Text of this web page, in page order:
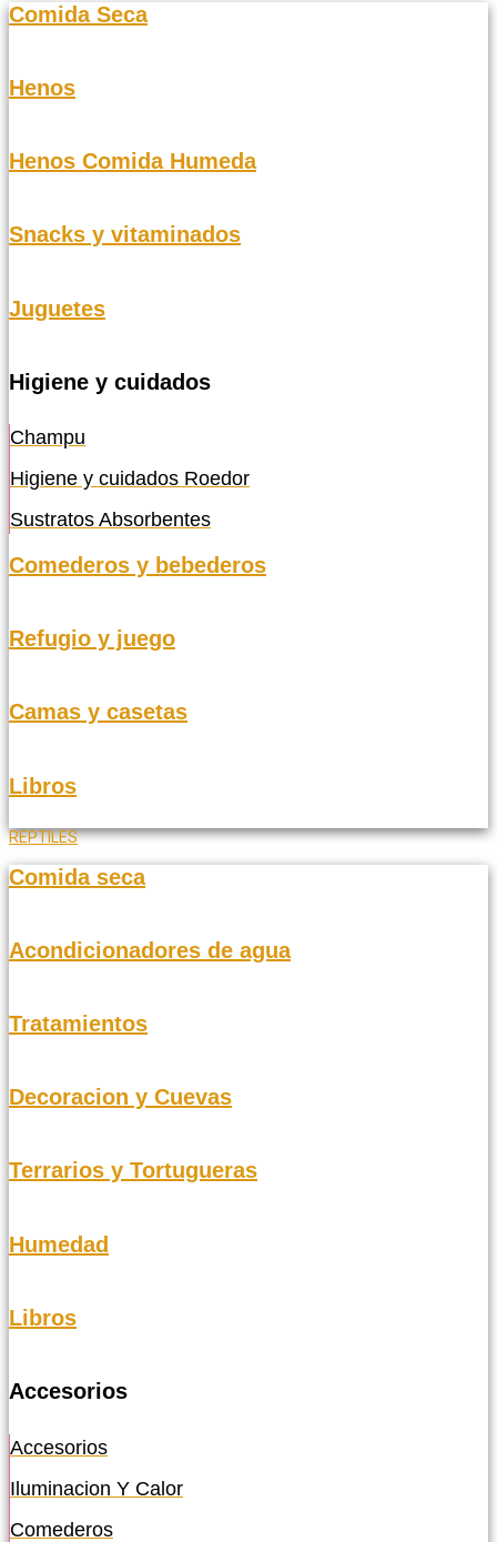
Comida Seca
Henos
Henos Comida Humeda
Snacks y vitaminados
Juguetes
Higiene y cuidados
Champu
Higiene y cuidados Roedor
Sustratos Absorbentes
Comederos y bebederos
Refugio y juego
Camas y casetas
Libros
REPTILES
Comida seca
Acondicionadores de agua
Tratamientos
Decoracion y Cuevas
Terrarios y Tortugueras
Humedad
Libros
Accesorios
Accesorios
Iluminacion Y Calor
Comederos